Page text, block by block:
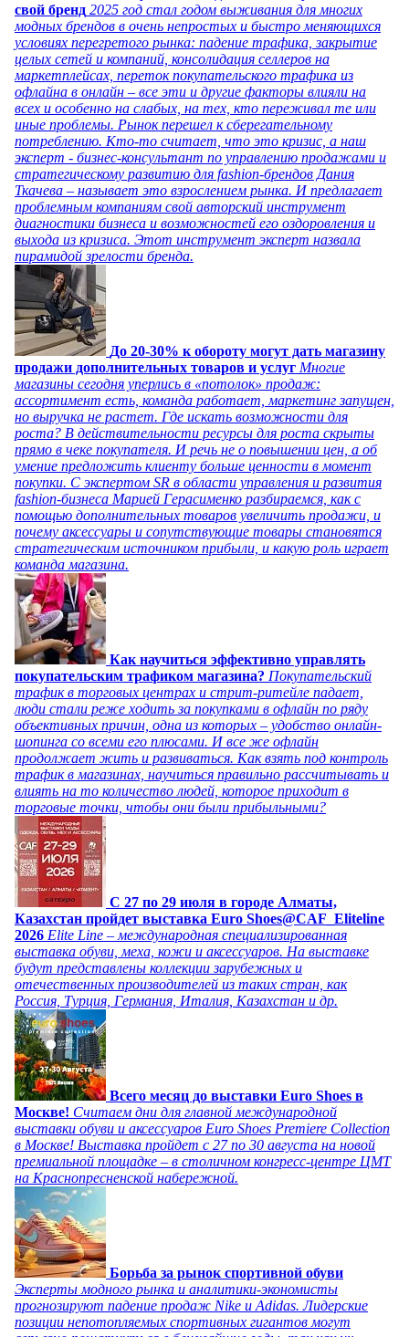
свой бренд 2025 год стал годом выживания для многих
модных брендов в очень непростых и быстро меняющихся
условиях перегретого рынка: падение трафика, закрытие
целых сетей и компаний, консолидация селлеров на
маркетплейсах, переток покупательского трафика из
офлайна в онлайн – все эти и другие факторы влияли на
всех и особенно на слабых, на тех, кто переживал те или
иные проблемы. Рынок перешел к сберегательному
потреблению. Кто-то считает, что это кризис, а наш
эксперт - бизнес-консультант по управлению продажами и
стратегическому развитию для fashion-брендов Дания
Ткачева – называет это взрослением рынка. И предлагает
проблемным компаниям свой авторский инструмент
диагностики бизнеса и возможностей его оздоровления и
выхода из кризиса. Этот инструмент эксперт назвала
пирамидой зрелости бренда.
До 20-30% к обороту могут дать магазину
продажи дополнительных товаров и услуг Многие
магазины сегодня уперлись в «потолок» продаж:
ассортимент есть, команда работает, маркетинг запущен,
но выручка не растет. Где искать возможности для
роста? В действительности ресурсы для роста скрыты
прямо в чеке покупателя. И речь не о повышении цен, а об
умение предложить клиенту больше ценности в момент
покупки. С экспертом SR в области управления и развития
fashion-бизнеса Марией Герасименко разбираемся, как с
помощью дополнительных товаров увеличить продажи, и
почему аксессуары и сопутствующие товары становятся
стратегическим источником прибыли, и какую роль играет
команда магазина.
Как научиться эффективно управлять
покупательским трафиком магазина? Покупательский
трафик в торговых центрах и стрит-ритейле падает,
люди стали реже ходить за покупками в офлайн по ряду
объективных причин, одна из которых – удобство онлайн-
шопинга со всеми его плюсами. И все же офлайн
продолжает жить и развиваться. Как взять под контроль
трафик в магазинах, научиться правильно рассчитывать и
влиять на то количество людей, которое приходит в
торговые точки, чтобы они были прибыльными?
C 27 по 29 июля в городе Алматы,
Казахстан пройдет выставка Euro Shoes@CAF_Eliteline
2026 Elite Line – международная специализированная
выставка обуви, меха, кожи и аксессуаров. На выставке
будут представлены коллекции зарубежных и
отечественных производителей из таких стран, как
Россия, Турция, Германия, Италия, Казахстан и др.
Всего месяц до выставки Euro Shoes в
Москве! Считаем дни для главной международной
выставки обуви и аксессуаров Euro Shoes Premiere Collection
в Москве! Выставка пройдет с 27 по 30 августа на новой
премиальной площадке – в столичном конгресс-центре ЦМТ
на Краснопресненской набережной.
Борьба за рынок спортивной обуви
Эксперты модного рынка и аналитики-экономисты
прогнозируют падение продаж Nike и Adidas. Лидерские
позиции непотопляемых спортивных гигантов могут